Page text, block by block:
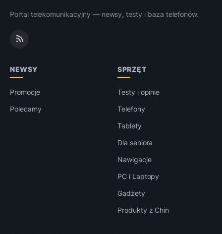
Portal telekomunikacyjny — newsy, testy i baza telefonów.
NEWSY
Promocje
Polecamy
SPRZĘT
Testy i opinie
Telefony
Tablety
Dla seniora
Nawigacje
PC i Laptopy
Gadżety
Produkty z Chin